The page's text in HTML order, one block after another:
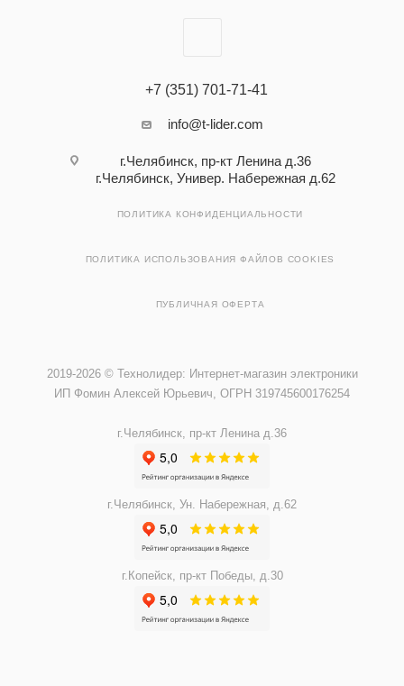
+7 (351) 701-71-41
info@t-lider.com
г.Челябинск, пр-кт Ленина д.36
г.Челябинск, Универ. Набережная д.62
ПОЛИТИКА КОНФИДЕНЦИАЛЬНОСТИ
ПОЛИТИКА ИСПОЛЬЗОВАНИЯ ФАЙЛОВ COOKIES
ПУБЛИЧНАЯ ОФЕРТА
2019-2026 © Технолидер: Интернет-магазин электроники
ИП Фомин Алексей Юрьевич, ОГРН 319745600176254
г.Челябинск, пр-кт Ленина д.36
г.Челябинск, Ун. Набережная, д.62
г.Копейск, пр-кт Победы, д.30